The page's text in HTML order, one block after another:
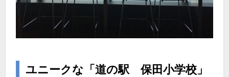
ユニークな「道の駅 保田小学校」